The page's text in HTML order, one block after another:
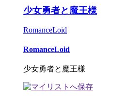
少女勇者と魔王様
RomanceLoid
RomanceLoid
少女勇者と魔王様